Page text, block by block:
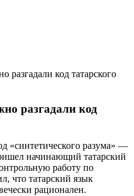
разгадали код татарского
разгадали код
«синтетического разума» —
начинающий татарский
работу по
что татарский язык
рационален.